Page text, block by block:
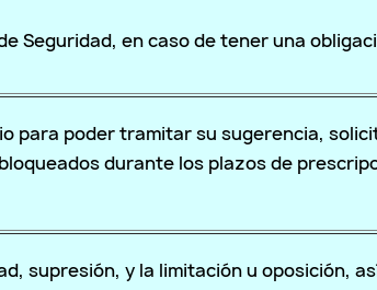
Seguridad, en caso de tener una
para poder tramitar su sugerencia,
durante los plazos de
supresión, y la limitación u oposición,